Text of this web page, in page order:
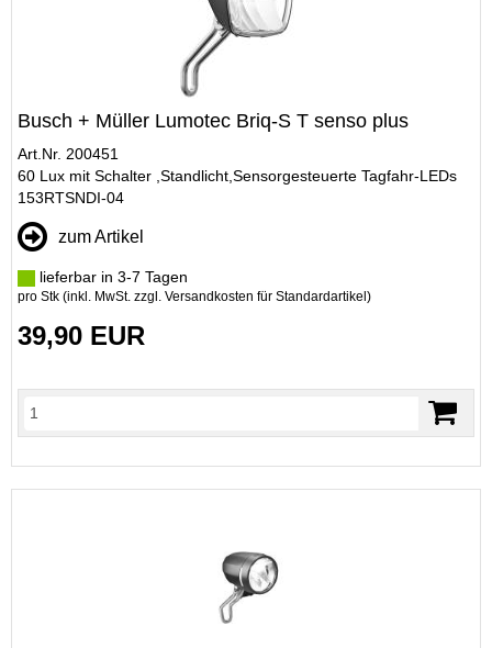
Busch + Müller Lumotec Briq-S T senso plus
Art.Nr. 200451
60 Lux mit Schalter ,Standlicht,Sensorgesteuerte Tagfahr-LEDs
153RTSNDI-04
zum Artikel
lieferbar in 3-7 Tagen
pro Stk (inkl. MwSt. zzgl. Versandkosten für Standardartikel )
39,90 EUR